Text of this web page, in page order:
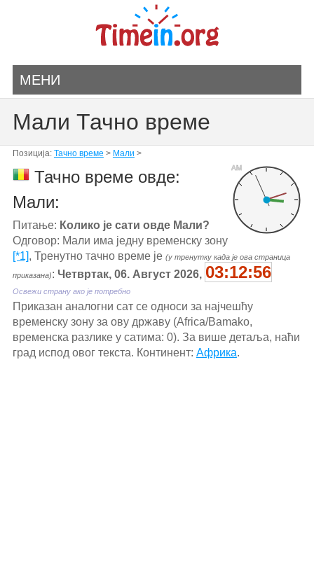
МЕНИ
Мали Тачно време
Позиција: Тачно време > Мали >
AM
Тачно време овде:
Мали:
Питање: Колико је сати овде Мали?
Одговор: Мали има једну временску зону
[*1], Тренутно тачно време је (у тренутку када је ова страница
приказана): Четвртак, 06. Август 2026, 03:12:56
Освежи страну ако је потребно
Приказан аналогни сат се односи за најчешћу
временску зону за ову државу (Africa/Bamako,
временска разлике у сатима: 0). За више детаља, наћи
град испод овог текста. Континент: Африка.